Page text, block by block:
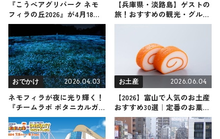
『こうべアグリパーク ネモ
フィラの丘2026』が4月18日
から開催！ 約100万輪のネモ
フィラと空が織りなす青色の
世界をお見逃しなく / 兵庫県
神戸市
【兵庫県・淡路島】ゲストの
旅！おすすめの観光・グルメ
をご紹介
おでかけ 2026.04.03
ネモフィラが夜に光り輝く！
『チームラボ ボタニカルガ
ーデン 大阪』で4月4日から
開催｜大阪市
お土産 2026.06.04
【2026】富山で人気のお土産
おすすめ30選｜定番のお菓子
から富山限定・おしゃれなお
土産・雑貨まで幅広く紹介